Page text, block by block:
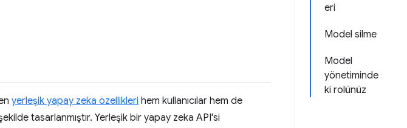
eri
Model silme
Model
yönetiminde
ki rolünüz
yerleşik yapay zeka özellikleri hem kullanıcılar hem de
tasarlanmıştır. Yerleşik bir yapay zeka API'si